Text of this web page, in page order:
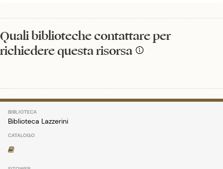
Quali biblioteche contattare per
richiedere questa risorsa
Biblioteca Lazzerini